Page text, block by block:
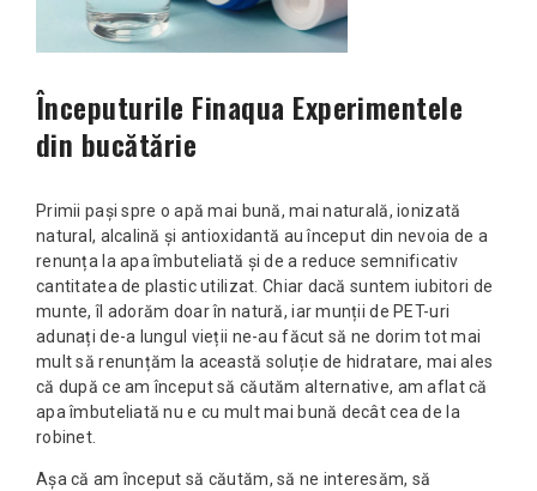
Începuturile Finaqua Experimentele
din bucătărie
Primii pași spre o apă mai bună, mai naturală, ionizată
natural, alcalină și antioxidantă au început din nevoia de a
renunța la apa îmbuteliată și de a reduce semnificativ
cantitatea de plastic utilizat. Chiar dacă suntem iubitori de
munte, îl adorăm doar în natură, iar munții de PET-uri
adunați de-a lungul vieții ne-au făcut să ne dorim tot mai
mult să renunțăm la această soluție de hidratare, mai ales
că după ce am început să căutăm alternative, am aflat că
apa îmbuteliată nu e cu mult mai bună decât cea de la
robinet.
Așa că am început să căutăm, să ne interesăm, să